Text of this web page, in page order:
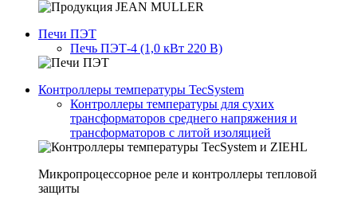
Печи ПЭТ
Печь ПЭТ-4 (1,0 кВт 220 В)
Контроллеры температуры TecSystem
Контроллеры температуры для сухих
трансформаторов среднего напряжения и
трансформаторов с литой изоляцией
Микропроцессорное реле и контроллеры тепловой
защиты